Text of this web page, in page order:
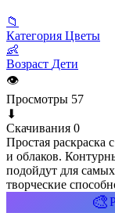
📁
Категория Цветы
👶
Возраст Дети
👁
Просмотры 57
⬇
Скачивания 0
Простая раскраска
и облаков.
подойдут для
творческие
🎨